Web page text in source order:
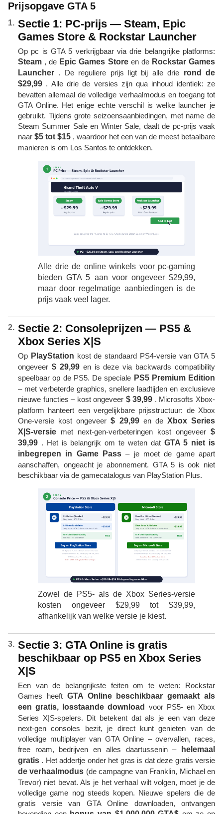
Prijsopgave GTA 5
Sectie 1: PC-prijs — Steam, Epic
Games Store & Rockstar Launcher
Op pc is GTA 5 verkrijgbaar via drie belangrijke platforms:
Steam , de Epic Games Storeen de Rockstar Games
Launcher . De reguliere prijs ligt bij alle drie rond de
$29,99 . Alle drie de versies zijn qua inhoud identiek: ze
bevatten allemaal de volledige verhaalmodus en toegang tot
GTA Online. Het enige echte verschil is welke launcher je
gebruikt. Tijdens grote seizoensaanbiedingen, met name de
Steam Summer Sale en Winter Sale, daalt de pc-prijs vaak
naar $5 tot $15 , waardoor het een van de meest betaalbare
manieren is om Los Santos te ontdekken.
Alle drie de online winkels voor pc-gaming
bieden GTA 5 aan voor ongeveer $29,99,
maar door regelmatige aanbiedingen is de
prijs vaak veel lager.
Sectie 2: Consoleprijzen — PS5 &
Xbox Series X|S
Op PlayStation kost de standaard PS4-versie van GTA 5
ongeveer $ 29,99en is deze via backwards compatibility
speelbaar op de PS5. De speciale PS5 Premium Edition
– met verbeterde graphics, snellere laadtijden en exclusieve
nieuwe functies – kost ongeveer $ 39,99 . Microsofts Xbox-
platform hanteert een vergelijkbare prijsstructuur: de Xbox
One-versie kost ongeveer$ 29,99en de Xbox Series
X|S-versie met next-gen-verbeteringen kost ongeveer $
39,99 . Het is belangrijk om te weten dat GTA 5 niet is
inbegrepen in Game Pass – je moet de game apart
aanschaffen, ongeacht je abonnement. GTA 5 is ook niet
beschikbaar via de gamecatalogus van PlayStation Plus.
Zowel de PS5- als de Xbox Series-versie
kosten ongeveer $29,99 tot $39,99,
afhankelijk van welke versie je kiest.
Sectie 3: GTA Online is gratis
beschikbaar op PS5 en Xbox Series
X|S
Een van de belangrijkste feiten om te weten: Rockstar
Games heeft GTA Online beschikbaar gemaakt als
een gratis, losstaande download
voor PS5- en Xbox
Series X|S-spelers. Dit betekent dat als je een van deze
next-gen consoles bezit, je direct kunt genieten van de
volledige multiplayer van GTA Online – overvallen, races,
free roam, bedrijven en alles daartussenin –
helemaal
gratis . Het addertje onder het gras is dat deze gratis versie
de verhaalmodus (de campagne van Franklin, Michael en
Trevor) niet bevat. Als je het verhaal wilt volgen, moet je de
volledige game nog steeds kopen. Nieuwe spelers die de
gratis versie van GTA Online downloaden, ontvangen